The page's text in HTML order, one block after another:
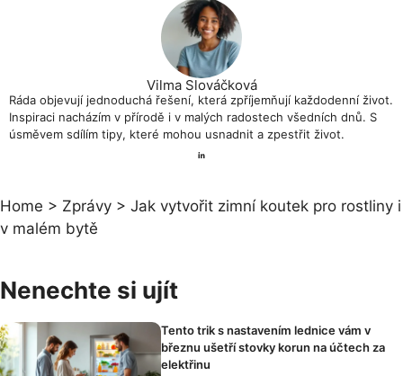
Vilma Slováčková
Ráda objevují jednoduchá řešení, která zpříjemňují každodenní život.
Inspiraci nacházím v přírodě i v malých radostech všedních dnů. S
úsměvem sdílím tipy, které mohou usnadnit a zpestřit život.
Home > Zprávy > Jak vytvořit zimní koutek pro rostliny i
v malém bytě
Nenechte si ujít
Tento trik s nastavením lednice vám v
březnu ušetří stovky korun na účtech za
elektřinu